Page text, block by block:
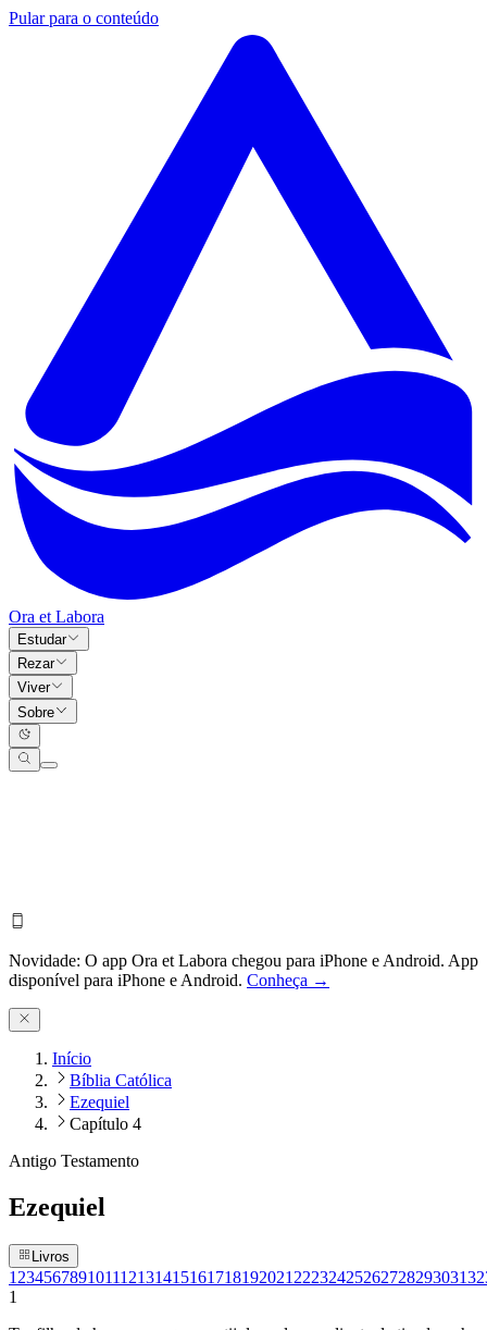
Pular para o conteúdo
Ora et Labora
Estudar
Rezar
Viver
Sobre
Novidade: O app Ora et Labora chegou para iPhone e Android. App
disponível para iPhone e Android. Conheça →
Início
Bíblia Católica
Ezequiel
Capítulo 4
Antigo Testamento
Ezequiel
Livros
1 23456789101112131415161718192021 2223242526272829303132
1